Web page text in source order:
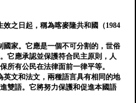
效之日起，稱為喀麥隆共和國（1984
國家。它應是一個不可分割的，世俗
它應承認並保護符合民主原則，人
所有公民在法律面前一律平等。
英文和法文，兩種語言具有相同的地
雙語。它將努力保護和促進本國語